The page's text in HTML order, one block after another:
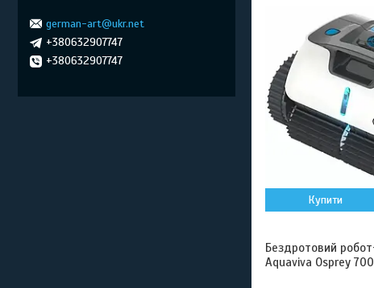
Купити
Бездротовий
Aquaviva Osprey 700
german-art@ukr.net
+380632907747
+380632907747